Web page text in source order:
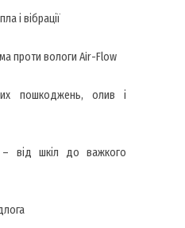
і вібрації
проти вологи Air-Flow
пошкоджень, олив і
– від шкіл до важкого